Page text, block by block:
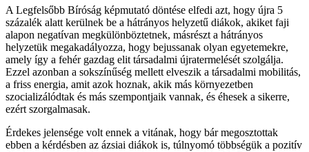
A Legfelsőbb Bíróság képmutató döntése elfedi azt, hogy újra 5
százalék alatt kerülnek be a hátrányos helyzetű diákok, akiket faji
alapon negatívan megkülönböztetnek, másrészt a hátrányos
helyzetük megakadályozza, hogy bejussanak olyan egyetemekre,
amely így a fehér gazdag elit társadalmi újratermelését szolgálja.
Ezzel azonban a sokszínűség mellett elveszik a társadalmi mobilitás,
a friss energia, amit azok hoznak, akik más környezetben
szocializálódtak és más szempontjaik vannak, és éhesek a sikerre,
ezért szorgalmasak.
Érdekes jelensége volt ennek a vitának, hogy bár megosztottak
ebben a kérdésben az ázsiai diákok is, túlnyomó többségük a pozitív